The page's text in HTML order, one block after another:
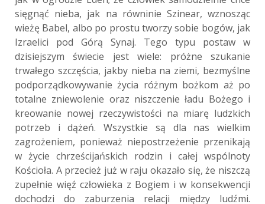
sięgnąć nieba, jak na równinie Szinear, wznosząc
wieżę Babel, albo po prostu tworzy sobie bogów, jak
Izraelici pod Górą Synaj. Tego typu postaw w
dzisiejszym świecie jest wiele: próżne szukanie
trwałego szczęścia, jakby nieba na ziemi, bezmyślne
podporządkowywanie życia różnym bożkom aż po
totalne zniewolenie oraz niszczenie ładu Bożego i
kreowanie nowej rzeczywistości na miarę ludzkich
potrzeb i dążeń. Wszystkie są dla nas wielkim
zagrożeniem, ponieważ niepostrzeżenie przenikają
w życie chrześcijańskich rodzin i całej wspólnoty
Kościoła. A przecież już w raju okazało się, że niszczą
zupełnie więź człowieka z Bogiem i w konsekwencji
dochodzi do zaburzenia relacji między ludźmi.